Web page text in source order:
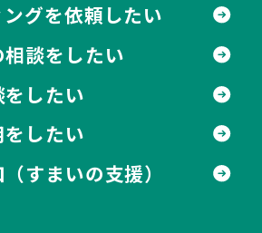
グを依頼したい
談をしたい
したい
したい
（すまいの支援）